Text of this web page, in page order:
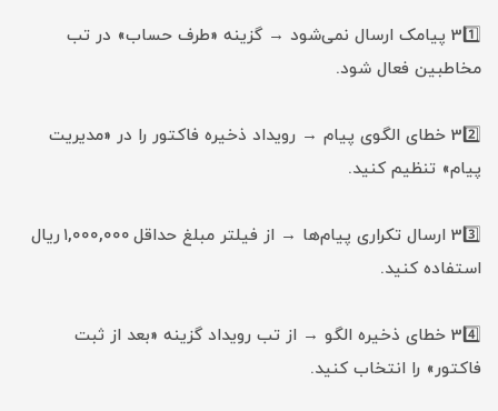
31️⃣ پیامک ارسال نمی‌شود → گزینه «طرف حساب» در تب
مخاطبین فعال شود.
32️⃣ خطای الگوی پیام → رویداد ذخیره فاکتور را در «مدیریت
پیام» تنظیم کنید.
33️⃣ ارسال تکراری پیام‌ها → از فیلتر مبلغ حداقل ۱,۰۰۰,۰۰۰ ریال
استفاده کنید.
34️⃣ خطای ذخیره الگو → از تب رویداد گزینه «بعد از ثبت
فاکتور» را انتخاب کنید.